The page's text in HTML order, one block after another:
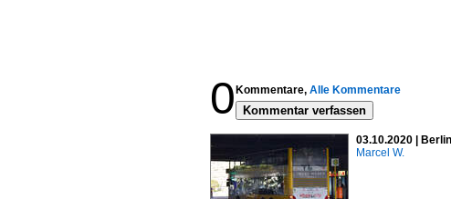
0 Kommentare, Alle Kommentare
Kommentar verfassen
03.10.2020 |
Marcel W.